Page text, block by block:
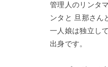
管理人のリンタ
ンタと 旦那さん
一人娘は独立し
出身です。